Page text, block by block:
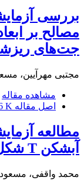
بررسی
مصالح بر
جت‌های
مجتبی مهرآیین،
مشاهده مقاله
اصل مقاله K
مطالعه
آبشکن T شکل در قوس 90
محمد واقفی،